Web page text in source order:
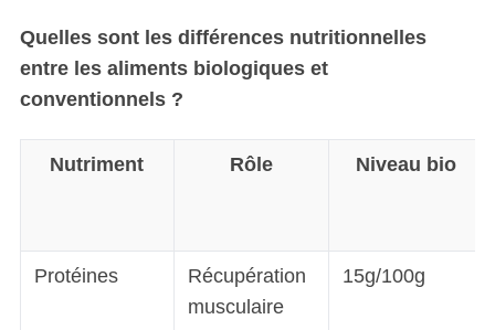
Quelles sont les différences nutritionnelles
entre les aliments biologiques et
conventionnels ?
Nutriment Rôle Niveau bio
Protéines
Récupération
musculaire
15g/100g